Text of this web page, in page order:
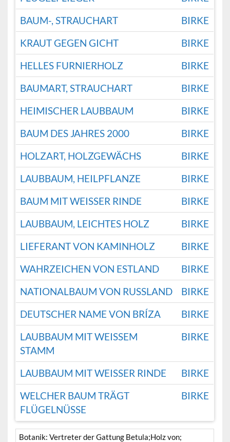
BAUM-, STRAUCHART
BIRKE
KRAUT GEGEN GICHT
BIRKE
HELLES FURNIERHOLZ
BIRKE
BAUMART, STRAUCHART
BIRKE
HEIMISCHER LAUBBAUM
BIRKE
BAUM DES JAHRES 2000
BIRKE
HOLZART, HOLZGEWÄCHS
BIRKE
LAUBBAUM, HEILPFLANZE
BIRKE
BAUM MIT WEISSER RINDE
BIRKE
LAUBBAUM, LEICHTES HOLZ
BIRKE
LIEFERANT VON KAMINHOLZ
BIRKE
WAHRZEICHEN VON ESTLAND
BIRKE
NATIONALBAUM VON RUSSLAND
BIRKE
DEUTSCHER NAME VON BRÍZA
BIRKE
LAUBBAUM MIT WEISSEM S
TAMM
BIRKE
LAUBBAUM MIT WEISSER RINDE
BIRKE
WELCHER BAUM TRÄGT
FLÜGELNÜSSE
BIRKE
Botanik: Vertreter der Gattung Betula;Holz von;